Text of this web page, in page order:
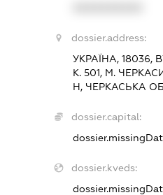
dossier.address:
УКРАЇНА, 18036,
К. 501, М.
Н, ЧЕРКАСЬКА
dossier.capital:
dossier.kveds: